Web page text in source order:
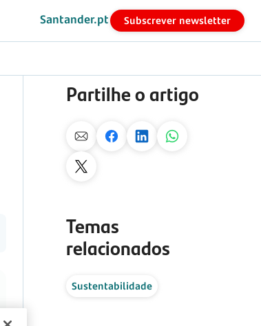
Santander.pt Subscrever newsletter
Partilhe o artigo
Temas
relacionados
Sustentabilidade